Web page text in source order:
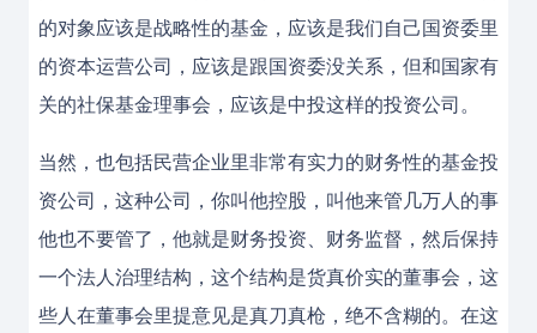
的对象应该是战略性的基金，应该是我们自己国资委里
的资本运营公司，应该是跟国资委没关系，但和国家有
关的社保基金理事会，应该是中投这样的投资公司。
当然，也包括民营企业里非常有实力的财务性的基金投
资公司，这种公司，你叫他控股，叫他来管几万人的事
他也不要管了，他就是财务投资、财务监督，然后保持
一个法人治理结构，这个结构是货真价实的董事会，这
些人在董事会里提意见是真刀真枪，绝不含糊的。在这